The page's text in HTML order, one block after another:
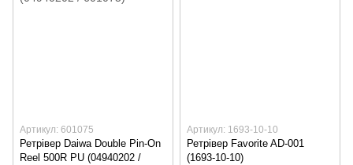
Артикул: 601075
Ретрівер Daiwa Double Pin-On
Reel 500R PU (04940202 /
Артикул: 1693-10-10
Ретрівер Favorite AD-001
(1693-10-10)